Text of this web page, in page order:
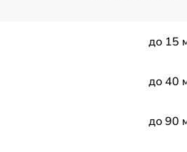
до 15
до 40
до 90